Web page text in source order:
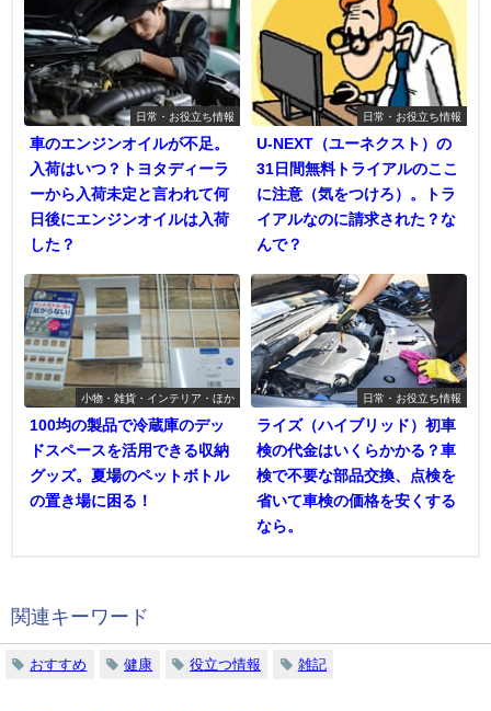
日常・お役立ち情報
車のエンジンオイルが不足。
入荷はいつ？トヨタディーラ
ーから入荷未定と言われて何
日後にエンジンオイルは入荷
した？
日常・お役立ち情報
U-NEXT（ユーネクスト）の
31日間無料トライアルのここ
に注意（気をつけろ）。トラ
イアルなのに請求された？な
んで？
小物・雑貨・インテリア・ほか
100均の製品で冷蔵庫のデッ
ドスペースを活用できる収納
グッズ。夏場のペットボトル
の置き場に困る！
日常・お役立ち情報
ライズ（ハイブリッド）初車
検の代金はいくらかかる？車
検で不要な部品交換、点検を
省いて車検の価格を安くする
なら。
関連キーワード
おすすめ 健康 役立つ情報 雑記